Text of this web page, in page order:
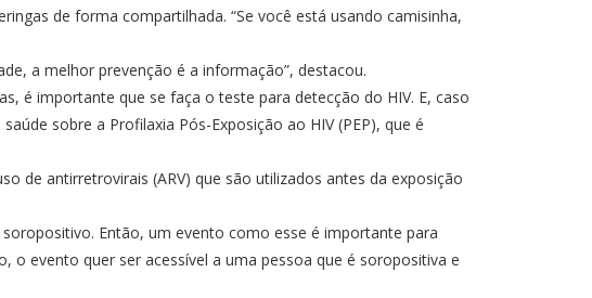
de forma compartilhada. “Se você está usando camisinha,
a melhor prevenção é a informação”, destacou.
é importante que se faça o teste para detecção do HIV. E, caso
sobre a Profilaxia Pós-Exposição ao HIV (PEP), que é
de antirretrovirais (ARV) que são utilizados antes da exposição
Então, um evento como esse é importante para
evento quer ser acessível a uma pessoa que é soropositiva e